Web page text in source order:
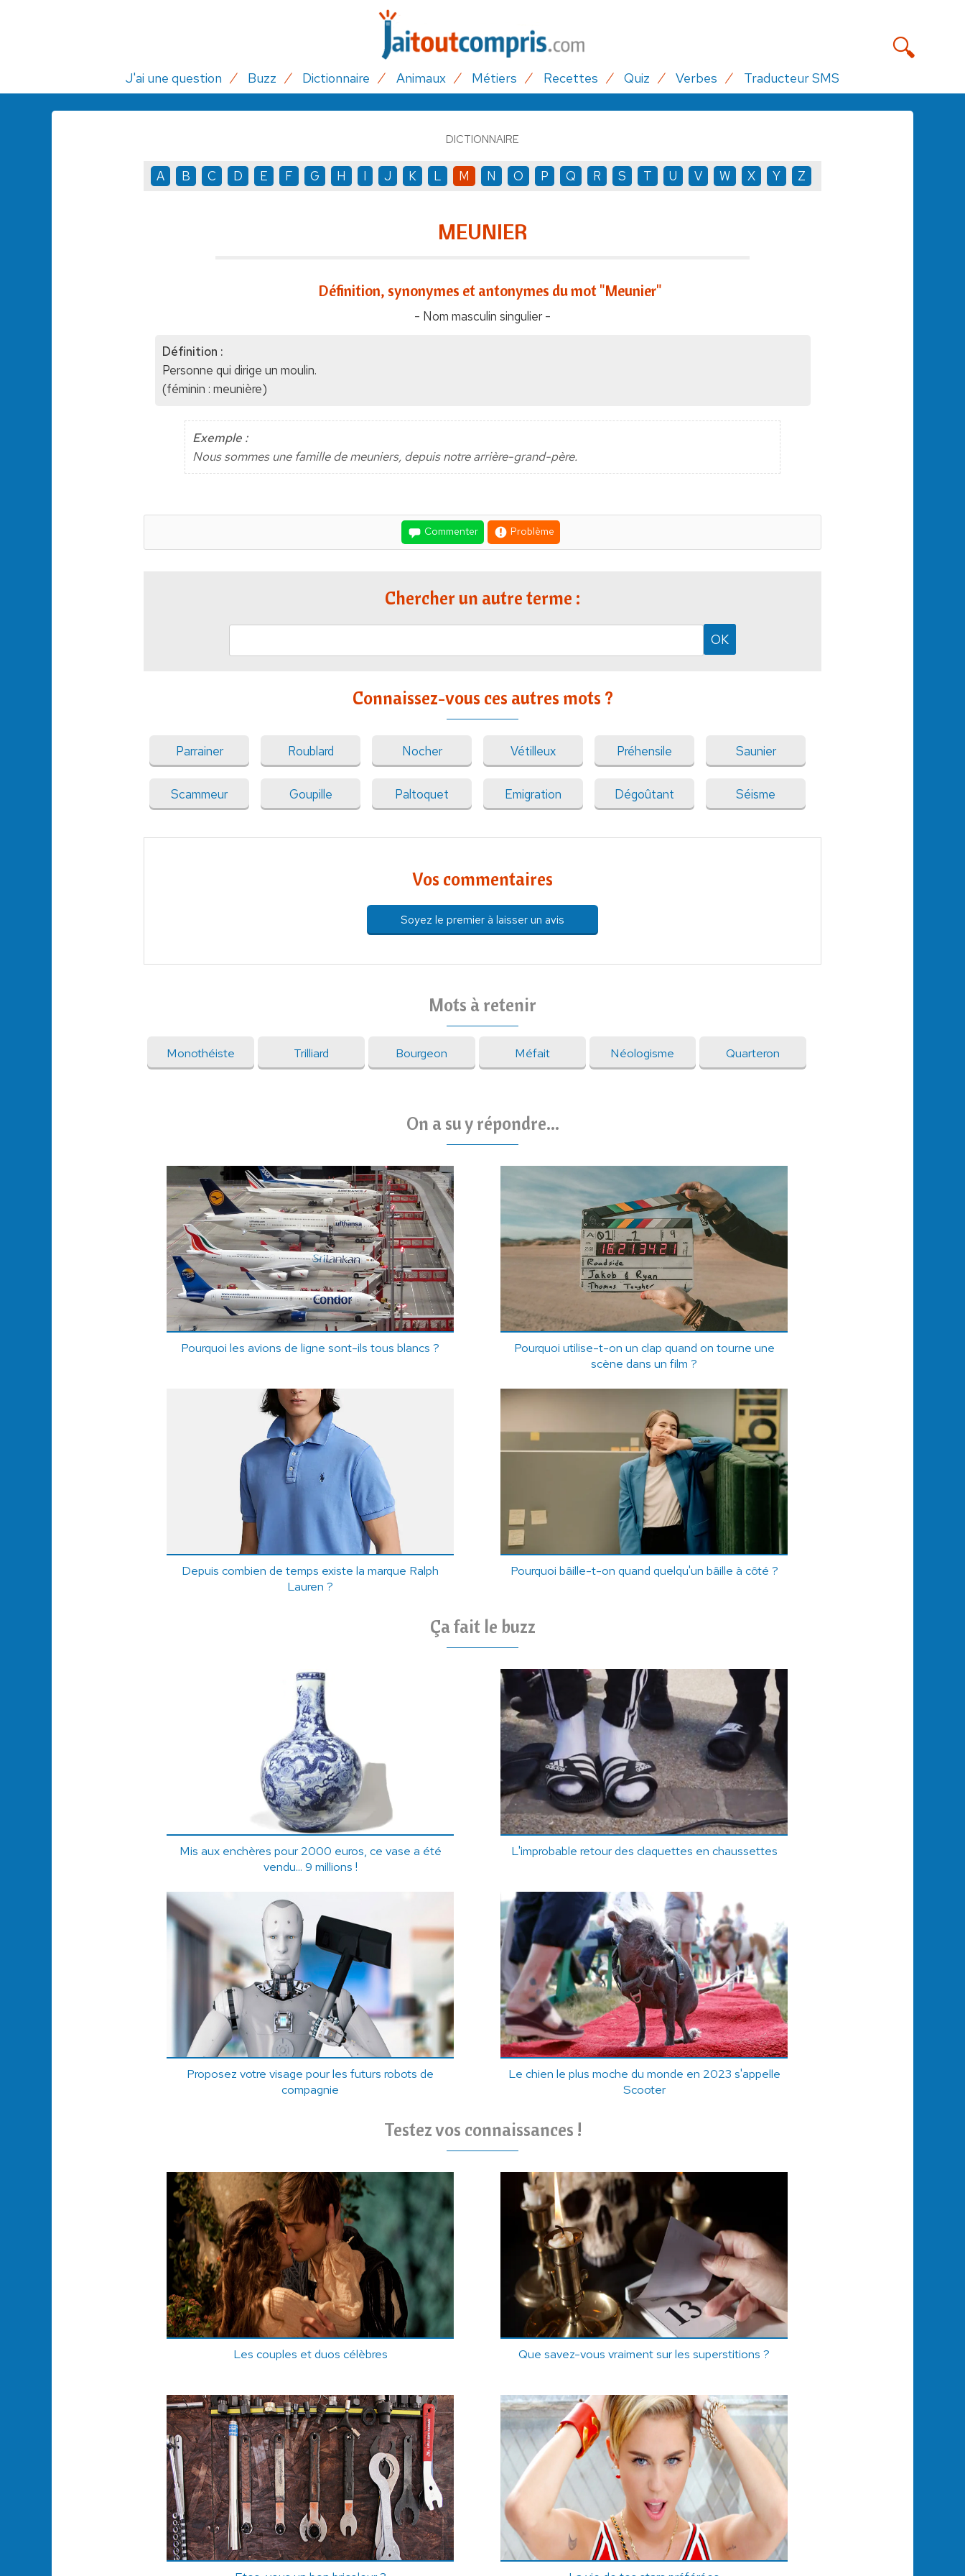
J'ai une question Buzz Dictionnaire Animaux Métiers Recettes Quiz Verbes Traducteur SMS
DICTIONNAIRE
A B C D E F G H I J K L M N O P Q R S T U V W X Y Z
MEUNIER
Définition, synonymes et antonymes du mot "Meunier"
- Nom masculin singulier -
Définition :
Personne qui dirige un moulin.
(féminin : meunière)
Exemple :
Nous sommes une famille de meuniers, depuis notre arrière-grand-père.
Commenter Problème
Chercher un autre terme :
Connaissez-vous ces autres mots ?
Parrainer Roublard Nocher Vétilleux Préhensile Saunier
Scammeur Goupille Paltoquet Emigration Dégoûtant Séisme
Vos commentaires
Soyez le premier à laisser un avis
Mots à retenir
Monothéiste Trilliard Bourgeon Méfait Néologisme Quarteron
On a su y répondre...
Pourquoi les avions de ligne sont-ils tous blancs ?
Pourquoi utilise-t-on un clap quand on tourne une
scène dans un film ?
Depuis combien de temps existe la marque Ralph
Lauren ?
Pourquoi bâille-t-on quand quelqu'un bâille à côté ?
Ça fait le buzz
Mis aux enchères pour 2000 euros, ce vase a été
vendu... 9 millions !
L'improbable retour des claquettes en chaussettes
Proposez votre visage pour les futurs robots de
compagnie
Le chien le plus moche du monde en 2023 s'appelle
Scooter
Testez vos connaissances !
Les couples et duos célèbres Que savez-vous vraiment sur les superstitions ?